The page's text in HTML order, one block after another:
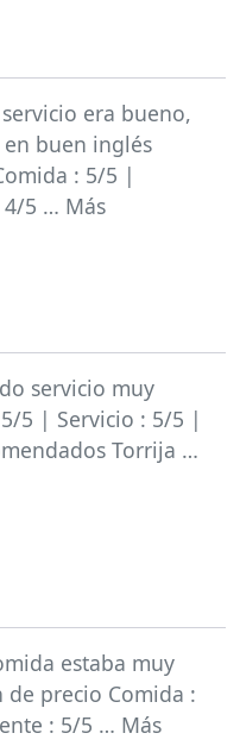
era bueno,
buen inglés
: 5/5 |
5 … Más
servicio muy
5 | Servicio : 5/5 |
Torrija …
estaba muy
precio Comida :
: 5/5 … Más